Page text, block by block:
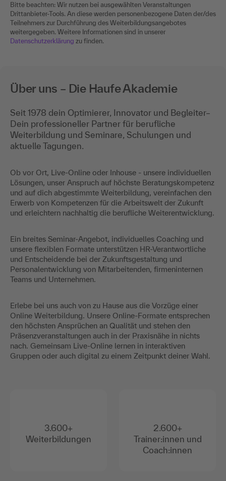
Bitte beachten: Wir nutzen bei ausgewählten Veranstaltungen
Drittanbieter-Tools. An diese werden personenbezogene Daten der/des
Teilnehmers zur Durchführung des Weiterbildungsangebotes
weitergegeben. Weitere Informationen sind in unserer
Datenschutzerklärung zu finden.
Über uns – Die Haufe Akademie
Seit 1978 dein Optimierer, Innovator und Begleiter–
Dein professioneller Partner für berufliche
Weiterbildung und Seminare, Schulungen und
aktuelle Tagungen.
Ob vor Ort, Live-Online oder Inhouse - unsere individuellen
Lösungen, unser Anspruch auf höchste Beratungskompetenz
und auf dich abgestimmte Weiterbildung, vereinfachen den
Erwerb von Kompetenzen für die Arbeitswelt der Zukunft
und erleichtern nachhaltig die berufliche Weiterentwicklung.
Ein breites Seminar-Angebot, individuelles Coaching und
unsere flexiblen Formate unterstützen HR-Verantwortliche
und Entscheidende bei der Zukunftsgestaltung und
Personalentwicklung von Mitarbeitenden, firmeninternen
Teams und Unternehmen.
Erlebe bei uns auch von zu Hause aus die Vorzüge einer
Online Weiterbildung. Unsere Online-Formate entsprechen
den höchsten Ansprüchen an Qualität und stehen den
Präsenzveranstaltungen auch in der Praxisnähe in nichts
nach. Gemeinsam Live-Online lernen in interaktiven
Gruppen oder auch digital zu einem Zeitpunkt deiner Wahl.
3.600+
Weiterbildungen
2.600+
Trainer:innen und
Coach:innen